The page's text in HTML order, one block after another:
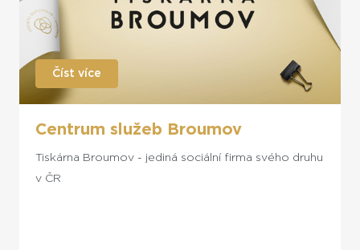
Číst více
Centrum služeb Broumov
Tiskárna Broumov - jediná sociální firma svého druhu
v ČR